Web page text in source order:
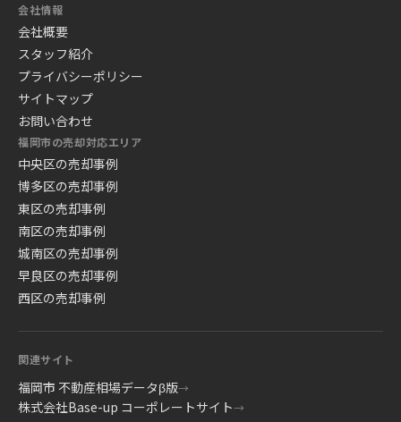
会社情報
会社概要
スタッフ紹介
プライバシーポリシー
サイトマップ
お問い合わせ
福岡市の売却対応エリア
中央区の売却事例
博多区の売却事例
東区の売却事例
南区の売却事例
城南区の売却事例
早良区の売却事例
西区の売却事例
関連サイト
福岡市 不動産相場データβ版→
株式会社Base-up コーポレートサイト→